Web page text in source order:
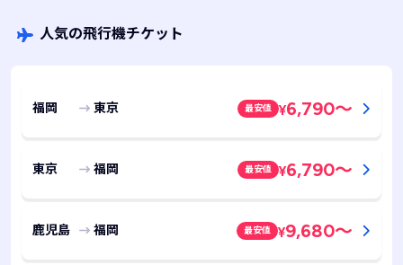
人気の飛行機チケット
福岡 東京 最安値 ¥6,790～
東京 福岡 最安値 ¥6,790～
鹿児島 福岡 最安値 ¥9,680～